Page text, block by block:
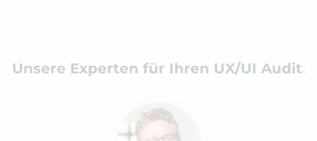
Unsere Experten für Ihren UX/UI Audit